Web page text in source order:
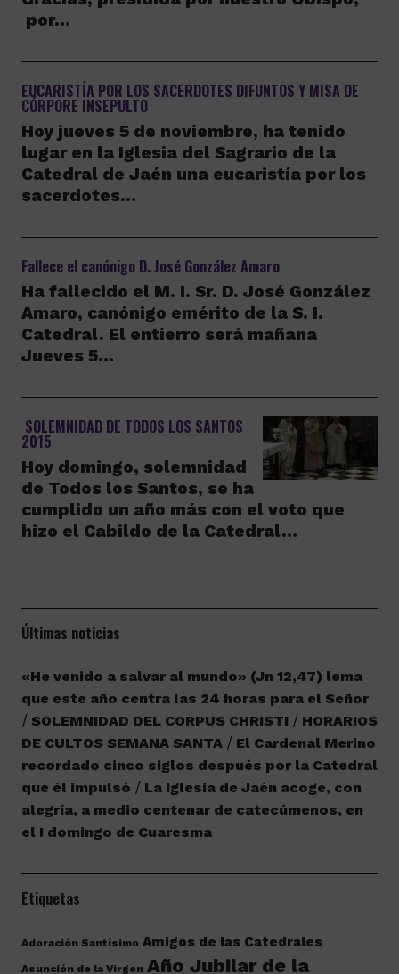
por…
EUCARISTÍA POR LOS SACERDOTES DIFUNTOS Y MISA DE
CÓRPORE INSEPULTO
Hoy jueves 5 de noviembre, ha tenido
lugar en la Iglesia del Sagrario de la
Catedral de Jaén una eucaristía por los
sacerdotes…
Fallece el canónigo D. José González Amaro
Ha fallecido el M. I. Sr. D. José González
Amaro, canónigo emérito de la S. I.
Catedral. El entierro será mañana
Jueves 5…
SOLEMNIDAD DE TODOS LOS SANTOS
2015
Hoy domingo, solemnidad
de Todos los Santos, se ha
cumplido un año más con el voto que
hizo el Cabildo de la Catedral…
Últimas noticias
«He venido a salvar al mundo» (Jn 12,47) lema
que este año centra las 24 horas para el Señor
SOLEMNIDAD DEL CORPUS CHRISTI
HORARIOS
DE CULTOS SEMANA SANTA
El Cardenal Merino
recordado cinco siglos después por la Catedral
que él impulsó
La Iglesia de Jaén acoge, con
alegría, a medio centenar de catecúmenos, en
el I domingo de Cuaresma
Etiquetas
Adoración Santísimo Amigos de las Catedrales
Asunción de la Virgen Año Jubilar de la